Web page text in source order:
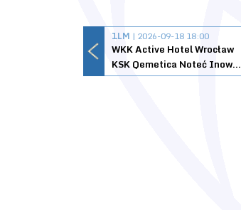
1LM | 2026-09-18 18:00
WKK Active Hotel Wrocław
KSK Qemetica Noteć Inowrocław